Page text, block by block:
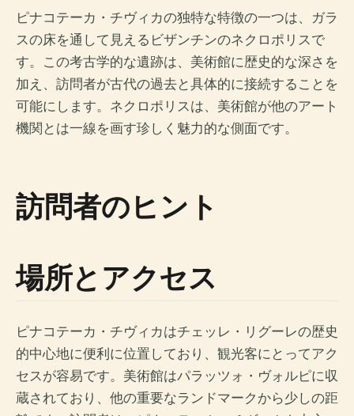
ピナコテーカ・チヴィカの独特な特徴の一つは、ガラ
スの床を通して見えるビザンチンのネクロポリスで
す。この考古学的な遺跡は、美術館に歴史的な深さを
加え、訪問者が古代の過去と具体的に接続することを
可能にします。ネクロポリスは、美術館が他のアート
機関とは一線を画す珍しく魅力的な側面です。
訪問者のヒント
場所とアクセス
ピナコテーカ・チヴィカはチェッレ・リグーレの歴史
的中心地に便利に位置しており、観光客にとってアク
セスが容易です。美術館はパラッツォ・ヴォルピに収
蔵されており、他の重要なランドマークから少しの距